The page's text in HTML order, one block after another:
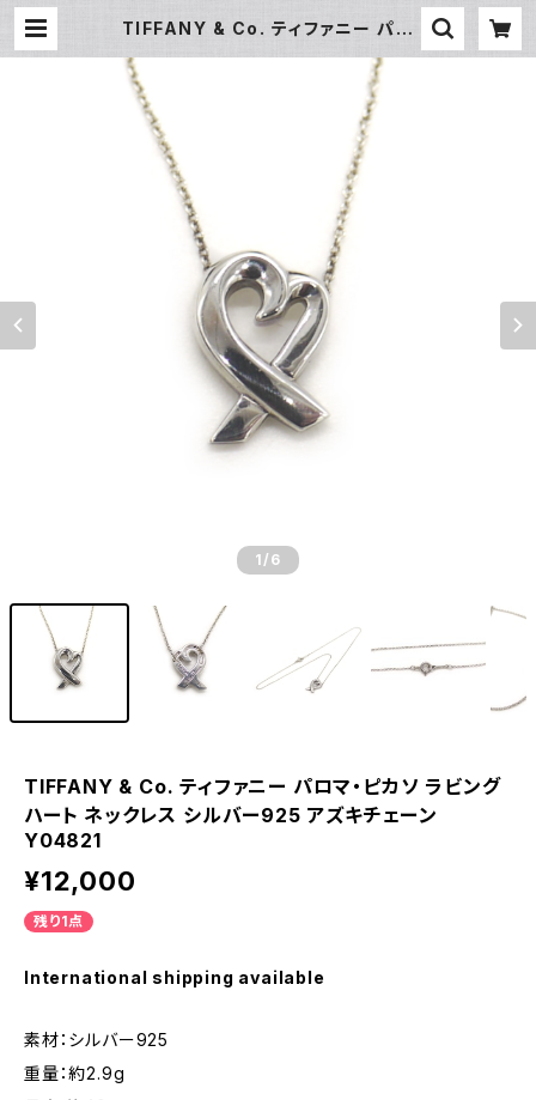
TIFFANY & Co. ティファニー パロ
シルバー925 アズキチェーン Y048
21 | 大和屋質店 前橋三俣店
1 /6
TIFFANY & Co. ティファニー パロマ・ピカソ ラビング
ハート ネックレス シルバー925 アズキチェーン
Y04821
¥12,000
残り1点
International shipping available
素材：シルバー925
重量：約2.9g